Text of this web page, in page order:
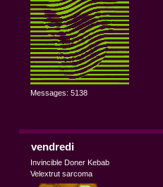
Messages: 5138
vendredi
Invincible Doner Kebab
Velextrut sarcoma